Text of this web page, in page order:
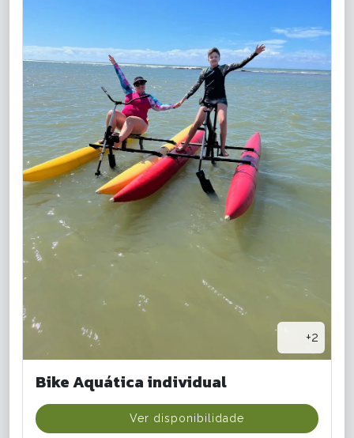
+2
Bike Aquática individual
Ver disponibilidade